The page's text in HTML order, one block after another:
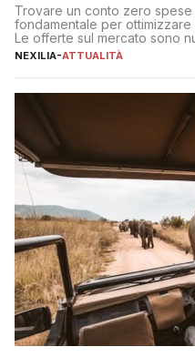
Trovare un conto zero
fondamentale per
Le offerte sul mercato sono
individuare quella più adatta
sul […]
NEXILIA-ATTUALITÀ